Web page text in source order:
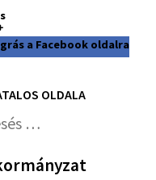
OLDALA
a